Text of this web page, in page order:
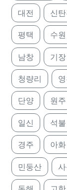
대전 신
평택 수원
남창 기장
청량리
단양 원주
일신 석불
경주 아화
민둥산